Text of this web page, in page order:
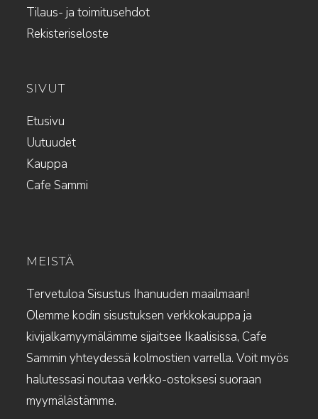
Tilaus- ja toimitusehdot
Rekisteriseloste
SIVUT
Etusivu
Uutuudet
Kauppa
Cafe Sammi
MEISTÄ
Tervetuloa Sisustus Ihanuuden maailmaan!
Olemme kodin sisustuksen verkkokauppa ja
kivijalkamyymälämme sijaitsee Ikaalisissa, Cafe
Sammin yhteydessä kolmostien varrella. Voit myös
halutessasi noutaa verkko-ostoksesi suoraan
myymälästämme.